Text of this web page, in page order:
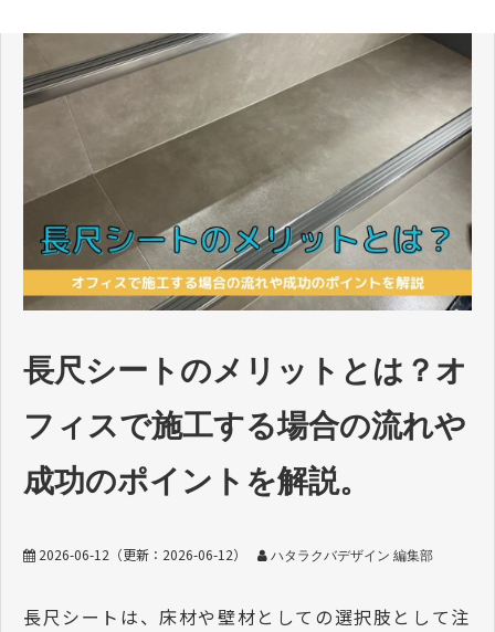
長尺シートのメリットとは？オ
フィスで施工する場合の流れや
成功のポイントを解説。
2026-06-12 （更新： 2026-06-12） ハタラクバデザイン 編集部
長尺シートは、床材や壁材としての選択肢として注